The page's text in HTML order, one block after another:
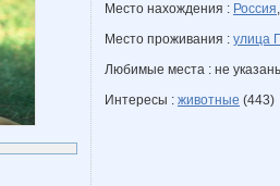
Место нахождения : Россия,
Место проживания : улица
Любимые места : не
Интересы : животные (443)